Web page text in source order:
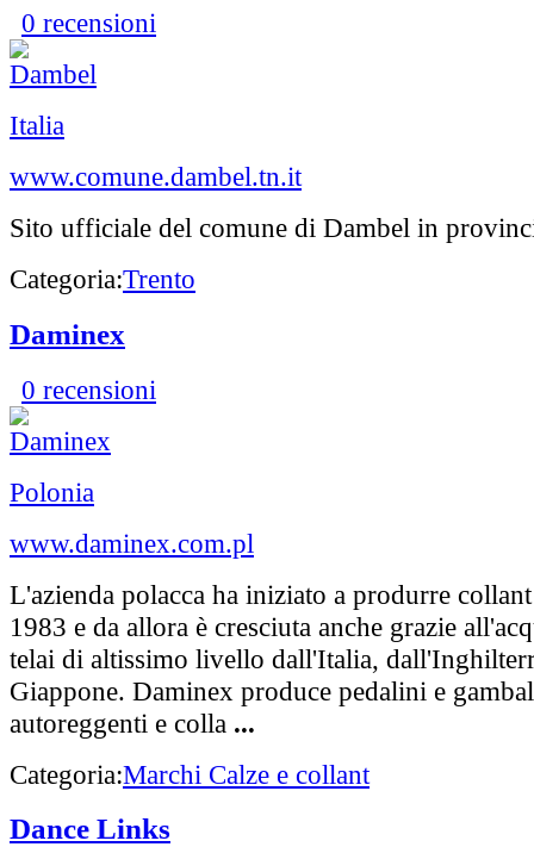
0 recensioni
Italia
www.comune.dambel.tn.it
Sito ufficiale del comune di Dambel in
Categoria:Trento
Daminex
0 recensioni
Polonia
www.daminex.com.pl
L'azienda polacca ha iniziato a produrre
1983 e da allora è cresciuta anche grazie
telai di altissimo livello dall'Italia,
Giappone. Daminex produce pedalini e
autoreggenti e colla ...
Categoria:Marchi Calze e collant
Dance Links